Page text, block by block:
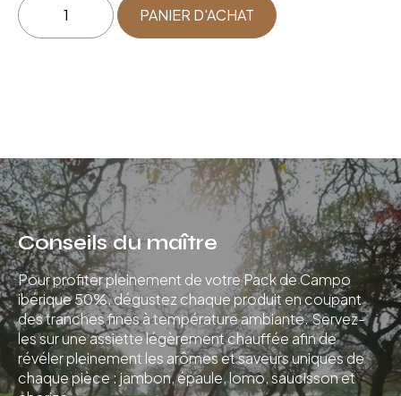
quantité
PANIER D'ACHAT
Conseils du maître
Pour profiter pleinement de votre Pack de Campo
ibérique 50%, dégustez chaque produit en coupant
des tranches fines à température ambiante. Servez-
les sur une assiette légèrement chauffée afin de
révéler pleinement les arômes et saveurs uniques de
chaque pièce : jambon, épaule, lomo, saucisson et